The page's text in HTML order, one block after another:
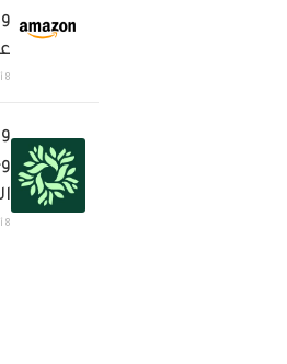
8 أغسطس، 2026
8 أغسطس، 2026